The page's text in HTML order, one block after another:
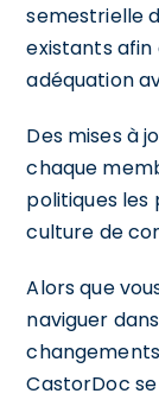
semestrielle
existants afin
adéquation
Des mises à
chaque
politiques les
culture de
Alors que
naviguer
CastorDoc